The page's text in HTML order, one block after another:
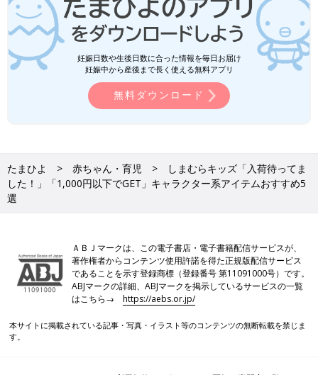
妊娠日数や生後日数に合った情報を毎日お届け
妊娠中から産後まで長く使える無料アプリ
無料ダウンロード
たまひよ 赤ちゃん・育児
しまむらキッズ「入荷待ってま
した！」「1,000円以下でGET」キャラクター系アイテムおすすめ5
選
ＡＢＪマークは、この電子書店・電子書籍配信サービスが、
著作権者からコンテンツ使用許諾を得た正規版配信サービス
であることを示す登録商標（登録番号 第11091000号）です。
ABJマークの詳細、ABJマークを掲示しているサービスの一覧
はこちら→https://aebs.or.jp/
本サイトに掲載されている記事・写真・イラスト等のコンテンツの無断転載を禁じま
す。